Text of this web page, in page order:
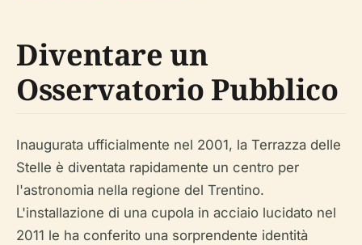
Diventare un
Osservatorio Pubblico
Inaugurata ufficialmente nel 2001, la Terrazza delle
Stelle è diventata rapidamente un centro per
l'astronomia nella regione del Trentino.
L'installazione di una cupola in acciaio lucidato nel
2011 le ha conferito una sorprendente identità